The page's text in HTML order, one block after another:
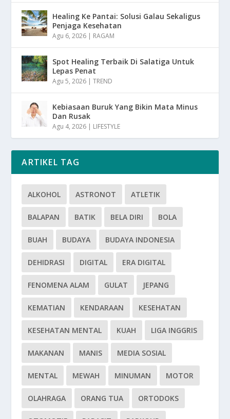
Healing Ke Pantai: Solusi Galau Sekaligus
Penjaga Kesehatan
Agu 6, 2026 | RAGAM
Spot Healing Terbaik Di Salatiga Untuk
Lepas Penat
Agu 5, 2026 |TREND
Kebiasaan Buruk Yang Bikin Mata Minus
Dan Rusak
Agu 4, 2026 | LIFESTYLE
ARTIKEL TAG
ALKOHOL ASTRONOT ATLETIK
BALAPAN BATIK BELA DIRI BOLA
BUAH BUDAYA BUDAYA INDONESIA
DEHIDRASI DIGITAL ERA DIGITAL
FENOMENA ALAM GULAT JEPANG
KEMATIAN KENDARAAN KESEHATAN
KESEHATAN MENTAL KUAH LIGA INGGRIS
MAKANAN MANIS MEDIA SOSIAL
MENTAL MEWAH MINUMAN MOTOR
OLAHRAGA ORANG TUA ORTODOKS